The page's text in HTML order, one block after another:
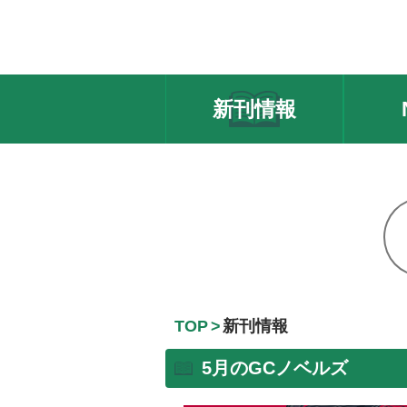
新刊情報
TOP 新刊情報
5月のGCノベルズ